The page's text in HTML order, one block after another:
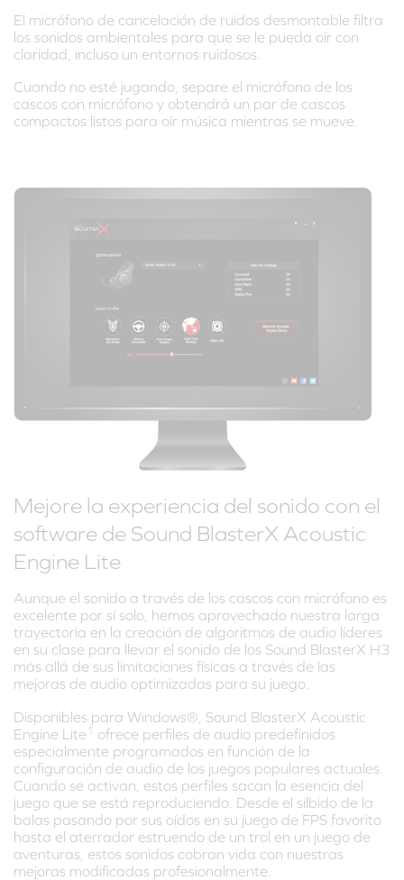
El micrófono de cancelación de ruidos desmontable filtra
los sonidos ambientales para que se le pueda oír con
claridad, incluso un entornos ruidosos.
Cuando no esté jugando, separe el micrófono de los
cascos con micrófono y obtendrá un par de cascos
compactos listos para oír música mientras se mueve.
Mejore la experiencia del sonido con el
software de Sound BlasterX Acoustic
Engine Lite
Aunque el sonido a través de los cascos con micrófono es
excelente por sí solo, hemos aprovechado nuestra larga
trayectoria en la creación de algoritmos de audio líderes
en su clase para llevar el sonido de los Sound BlasterX H3
más allá de sus limitaciones físicas a través de las
mejoras de audio optimizadas para su juego.
Disponibles para Windows®, Sound BlasterX Acoustic
Engine Lite 1 ofrece perfiles de audio predefinidos
especialmente programados en función de la
configuración de audio de los juegos populares actuales.
Cuando se activan, estos perfiles sacan la esencia del
juego que se está reproduciendo. Desde el silbido de la
balas pasando por sus oídos en su juego de FPS favorito
hasta el aterrador estruendo de un trol en un juego de
aventuras, estos sonidos cobran vida con nuestras
mejoras modificadas profesionalmente.